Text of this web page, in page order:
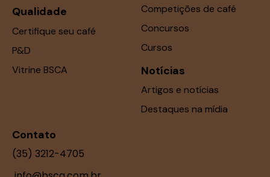
Qualidade
Certifique seu café
P&D
Vitrine BSCA
Competições de café
Concursos
Cursos
Notícias
Artigos e notícias
Destaques na mídia
Contato
(35) 3212-4705